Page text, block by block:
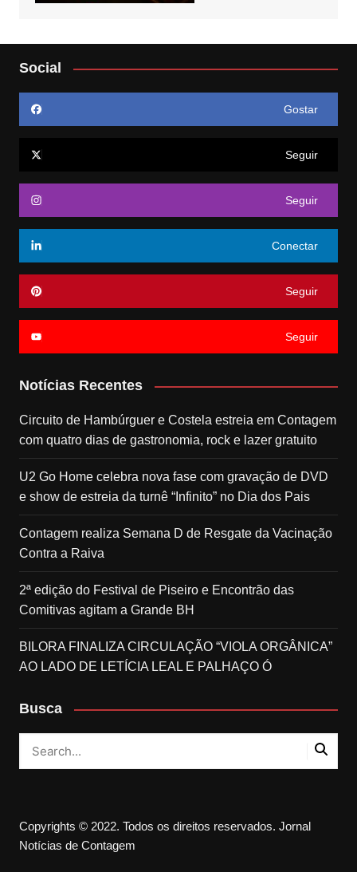
Social
Gostar
Seguir
Seguir
Conectar
Seguir
Seguir
Notícias Recentes
Circuito de Hambúrguer e Costela estreia em Contagem
com quatro dias de gastronomia, rock e lazer gratuito
U2 Go Home celebra nova fase com gravação de DVD
e show de estreia da turnê “Infinito” no Dia dos Pais
Contagem realiza Semana D de Resgate da Vacinação
Contra a Raiva
2ª edição do Festival de Piseiro e Encontrão das
Comitivas agitam a Grande BH
BILORA FINALIZA CIRCULAÇÃO “VIOLA ORGÂNICA”
AO LADO DE LETÍCIA LEAL E PALHAÇO Ó
Busca
Copyrights © 2022. Todos os direitos reservados. Jornal
Notícias de Contagem